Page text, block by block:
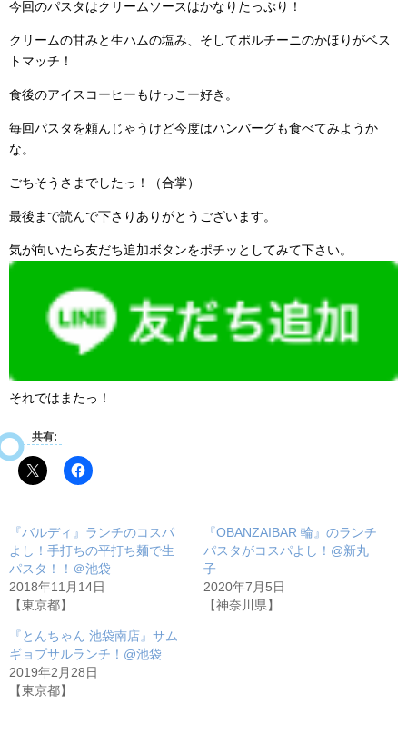
今回のパスタはクリームソースはかなりたっぷり！
クリームの甘みと生ハムの塩み、そしてポルチーニのかほりがベス
トマッチ！
食後のアイスコーヒーもけっこー好き。
毎回パスタを頼んじゃうけど今度はハンバーグも食べてみようか
な。
ごちそうさまでしたっ！（合掌）
最後まで読んで下さりありがとうございます。
気が向いたら友だち追加ボタンをポチッとしてみて下さい。
それではまたっ！
共有:
『バルディ』ランチのコスパ
よし！手打ちの平打ち麺で生
パスタ！！＠池袋
2018年11月14日
【東京都】
『OBANZAIBAR 輪』のランチ
パスタがコスパよし！@新丸
子
2020年7月5日
【神奈川県】
『とんちゃん 池袋南店』サム
ギョプサルランチ！@池袋
2019年2月28日
【東京都】